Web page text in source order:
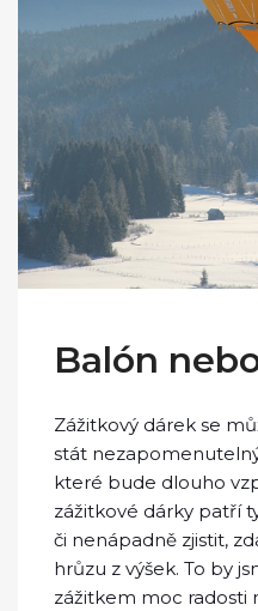
Balón
Zážitkový dárek se
stát
které bude dlouho
zážitkové dárky patří
či nenápadně zjistit,
hrůzu z výšek. To by
zážitkem moc radosti